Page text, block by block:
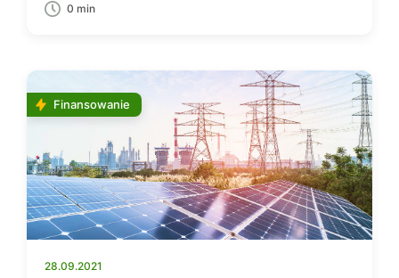
0 min
Finansowanie
28.09.2021